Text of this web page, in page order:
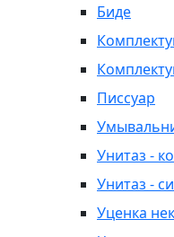
Биде
Писсуар
Унитаз -
Унитаз -
Уценка